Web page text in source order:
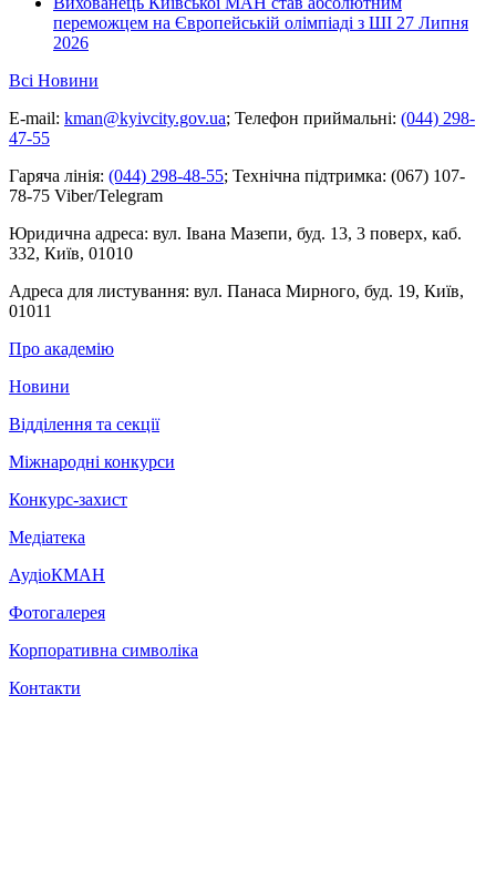
переможцем на Європейській олімпіаді з ШІ 27 Липня
2026
Всі Новини
E-mail: kman@kyivcity.gov.ua; Телефон приймальні: (044) 298-
47-55
Гаряча лінія: (044) 298-48-55; Технічна підтримка: (067) 107-
78-75 Viber/Telegram
Юридична адреса: вул. Івана Мазепи, буд. 13, 3 поверх, каб.
332, Київ, 01010
Адреса для листування: вул. Панаса Мирного, буд. 19, Київ,
01011
Про академію
Новини
Відділення та секції
Міжнародні конкурси
Конкурс-захист
Медіатека
АудіоКМАН
Фотогалерея
Корпоративна символіка
Контакти